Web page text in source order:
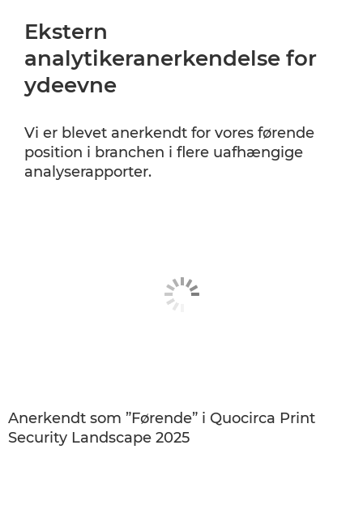
Ekstern
analytikeranerkendelse for
ydeevne
Vi er blevet anerkendt for vores førende
position i branchen i flere uafhængige
analyserapporter.
Anerkendt som ”Førende” i Quocirca Print
Security Landscape 2025